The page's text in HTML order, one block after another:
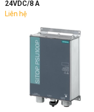
24VDC/8 A
Liên hệ